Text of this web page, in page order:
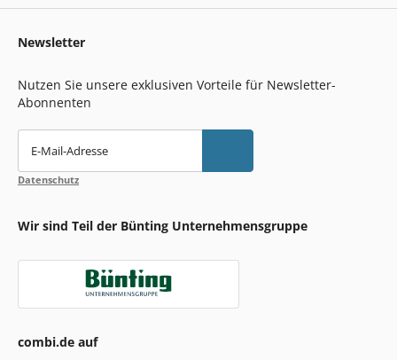
Newsletter
Nutzen Sie unsere exklusiven Vorteile für Newsletter-
Abonnenten
E-Mail-Adresse
Datenschutz
Wir sind Teil der Bünting Unternehmensgruppe
combi.de auf